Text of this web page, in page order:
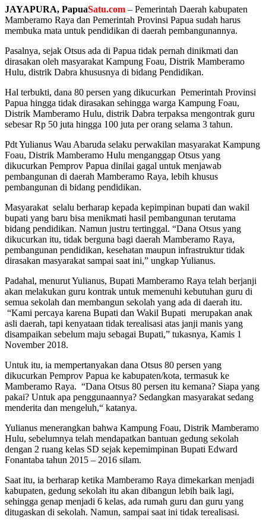
JAYAPURA, PapuaSatu.com – Pemerintah Daerah kabupaten
Mamberamo Raya dan Pemerintah Provinsi Papua sudah harus
membuka mata untuk pendidikan di daerah pembangunannya.
Pasalnya, sejak Otsus ada di Papua tidak pernah dinikmati dan
dirasakan oleh masyarakat Kampung Foau, Distrik Mamberamo
Hulu, distrik Dabra khususnya di bidang Pendidikan.
Hal terbukti, dana 80 persen yang dikucurkan Pemerintah Provinsi
Papua hingga tidak dirasakan sehingga warga Kampung Foau,
Distrik Mamberamo Hulu, distrik Dabra terpaksa mengontrak guru
sebesar Rp 50 juta hingga 100 juta per orang selama 3 tahun.
Pdt Yulianus Wau Abaruda selaku perwakilan masyarakat Kampung
Foau, Distrik Mamberamo Hulu menganggap Otsus yang
dikucurkan Pemprov Papua dinilai gagal untuk menjawab
pembangunan di daerah Mamberamo Raya, lebih khusus
pembangunan di bidang pendidikan.
Masyarakat selalu berharap kepada kepimpinan bupati dan wakil
bupati yang baru bisa menikmati hasil pembangunan terutama
bidang pendidikan. Namun justru tertinggal. “Dana Otsus yang
dikucurkan itu, tidak berguna bagi daerah Mamberamo Raya,
pembangunan pendidikan, kesehatan maupun infrastruktur tidak
dirasakan masyarakat sampai saat ini,” ungkap Yulianus.
Padahal, menurut Yulianus, Bupati Mamberamo Raya telah berjanji
akan melakukan guru kontrak untuk memenuhi kebutuhan guru di
semua sekolah dan membangun sekolah yang ada di daerah itu.
“Kami percaya karena Bupati dan Wakil Bupati merupakan anak
asli daerah, tapi kenyataan tidak terealisasi atas janji manis yang
disampaikan sebelum maju sebagai Bupati,” tukasnya, Kamis 1
November 2018.
Untuk itu, ia mempertanyakan dana Otsus 80 persen yang
dikucurkan Pemprov Papua ke kabupaten/kota, termasuk ke
Mamberamo Raya. “Dana Otsus 80 persen itu kemana? Siapa yang
pakai? Untuk apa penggunaannya? Sedangkan masyarakat sedang
menderita dan mengeluh,“ katanya.
Yulianus menerangkan bahwa Kampung Foau, Distrik Mamberamo
Hulu, sebelumnya telah mendapatkan bantuan gedung sekolah
dengan 2 ruang kelas SD sejak kepemimpinan Bupati Edward
Fonantaba tahun 2015 – 2016 silam.
Saat itu, ia berharap ketika Mamberamo Raya dimekarkan menjadi
kabupaten, gedung sekolah itu akan dibangun lebih baik lagi,
sehingga genap menjadi 6 kelas, ada rumah guru dan guru yang
ditugaskan di sekolah. Namun, sampai saat ini tidak terealisasi.